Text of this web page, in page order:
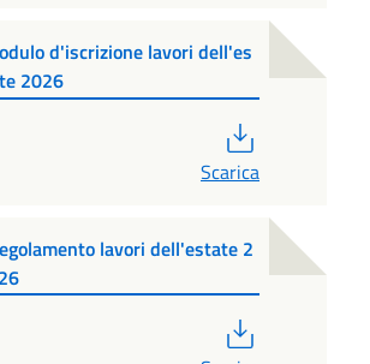
d'iscrizione lavori dell'es
2026
Scarica
lavori dell'estate 2